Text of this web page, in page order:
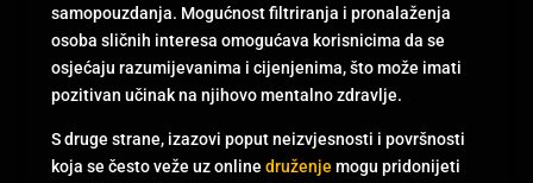
samopouzdanja. Mogućnost filtriranja i pronalaženja
osoba sličnih interesa omogućava korisnicima da se
osjećaju razumijevanima i cijenjenima, što može imati
pozitivan učinak na njihovo mentalno zdravlje.
S druge strane, izazovi poput neizvjesnosti i površnosti
koja se često veže uz online druženje mogu pridonijeti